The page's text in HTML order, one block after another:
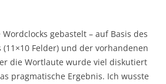
gebastelt – auf Basis des
Felder) und der vorhandenen
die Wortlaute wurde viel diskutiert
pragmatische Ergebnis. Ich wusste